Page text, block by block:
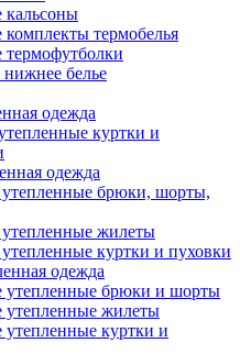
термобелья
белье
одежда
куртки и
одежда
брюки, шорты,
жилеты
куртки и пуховки
одежда
брюки и шорты
жилеты
куртки и